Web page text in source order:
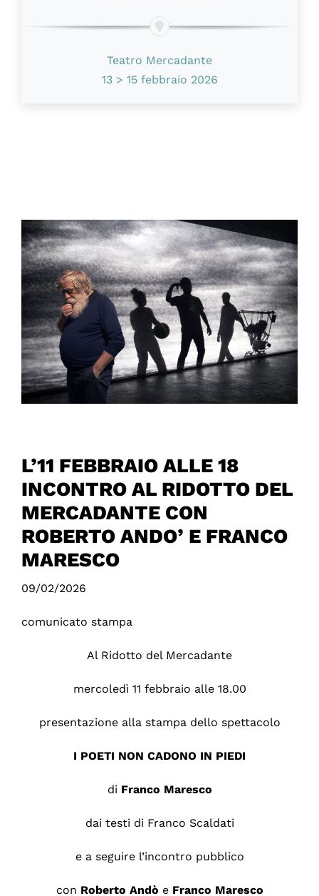
Teatro Mercadante
13 > 15 febbraio 2026
L’11 FEBBRAIO ALLE 18
INCONTRO AL RIDOTTO DEL
MERCADANTE CON
ROBERTO ANDO’ E FRANCO
MARESCO
09/02/2026
comunicato stampa
Al Ridotto del Mercadante
mercoledì 11 febbraio alle 18.00
presentazione alla stampa dello spettacolo
I POETI NON CADONO IN PIEDI
di Franco Maresco
dai testi di Franco Scaldati
e a seguire l’incontro pubblico
con Roberto Andò e Franco Maresco